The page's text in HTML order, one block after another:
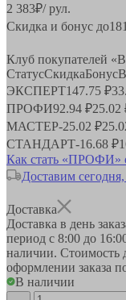
2 383₽/ рул.
Скидка и бонус до
Клуб покупателей
СтатусСкидкаБонус
ЭКСПЕРТ147.75 ₽
ПРОФИ92.94 ₽25.02
МАСТЕР-25.02 ₽
СТАНДАРТ-16.68 ₽
Как стать «ПРОФИ»
Доставим
Доставка
Доставка в день
период с 8:00 до
наличии. Стоимость
оформлении заказа
В наличии